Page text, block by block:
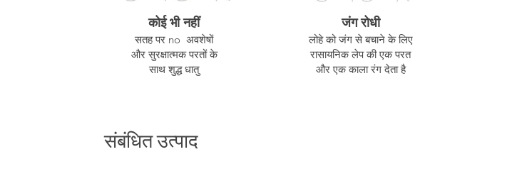
कोई भी नहीं
सतह पर no अवशेषों
और सुरक्षात्मक परतों के
साथ शुद्ध धातु
जंग रोधी
लोहे को जंग से बचाने के लिए
रासायनिक लेप की एक परत
और एक काला रंग देता है
संबंधित उत्पाद